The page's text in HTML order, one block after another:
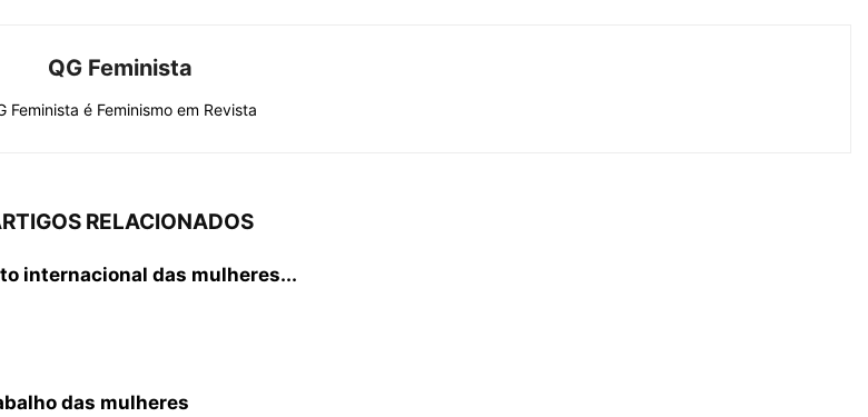
QG Feminista
Feminista é Feminismo em Revista
RELACIONADOS
internacional das mulheres...
das mulheres